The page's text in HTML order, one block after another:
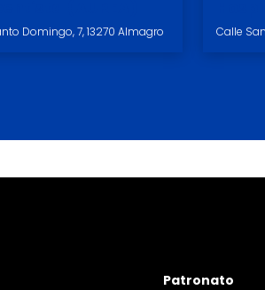
Domingo, 7, 13270 Almagro Calle
Patronato